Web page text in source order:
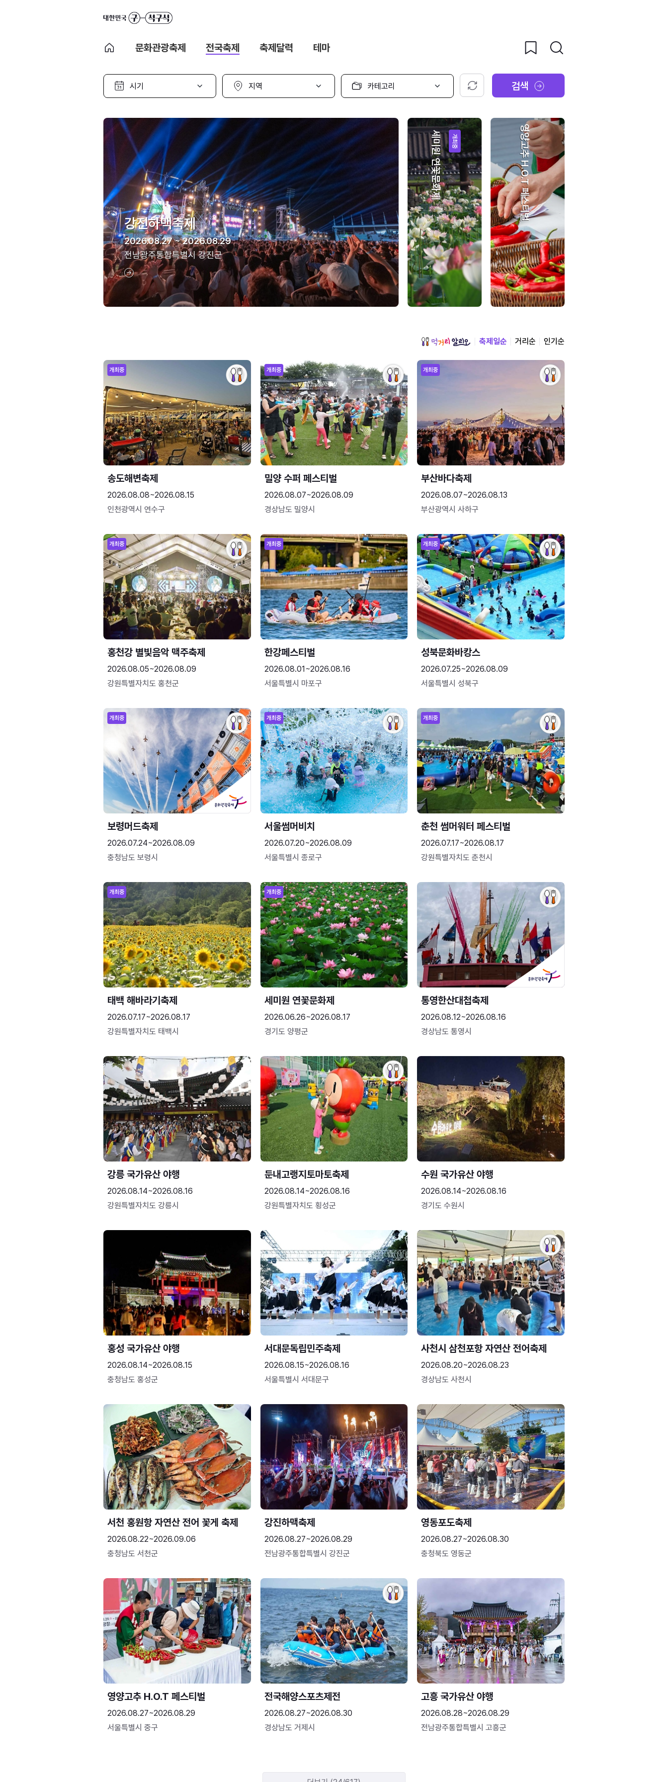
문화관광축제 전국축제 축제달력 테마
시
선
지
선
카
고
선
택
초기화 검색
강진하맥축제
2026.08.27 ~ 2026.08.29
전남광주통합특별시 강진군
개최중
세미원 연꽃문화제 영양고추 H.O.T 페스티벌
축제일순 거리순 인기순
개최중
송도해변축제
2026.08.08~2026.08.15
인천광역시 연수구
개최중
밀양 수퍼 페스티벌
2026.08.07~2026.08.09
경상남도 밀양시
개최중
부산바다축제
2026.08.07~2026.08.13
부산광역시 사하구
개최중
홍천강 별빛음악 맥주축제
2026.08.05~2026.08.09
강원특별자치도 홍천군
개최중
한강페스티벌
2026.08.01~2026.08.16
서울특별시 마포구
개최중
성북문화바캉스
2026.07.25~2026.08.09
서울특별시 성북구
개최중
보령머드축제
2026.07.24~2026.08.09
충청남도 보령시
개최중
서울썸머비치
2026.07.20~2026.08.09
서울특별시 종로구
개최중
춘천 썸머워터 페스티벌
2026.07.17~2026.08.17
강원특별자치도 춘천시
개최중
태백 해바라기축제
2026.07.17~2026.08.17
강원특별자치도 태백시
개최중
세미원 연꽃문화제
2026.06.26~2026.08.17
경기도 양평군
통영한산대첩축제
2026.08.12~2026.08.16
경상남도 통영시
강릉 국가유산 야행
2026.08.14~2026.08.16
강원특별자치도 강릉시
둔내고랭지토마토축제
2026.08.14~2026.08.16
강원특별자치도 횡성군
수원 국가유산 야행
2026.08.14~2026.08.16
경기도 수원시
홍성 국가유산 야행
2026.08.14~2026.08.15
충청남도 홍성군
서대문독립민주축제
2026.08.15~2026.08.16
서울특별시 서대문구
사천시 삼천포항 자연산 전어축제
2026.08.20~2026.08.23
경상남도 사천시
서천 홍원항 자연산 전어 꽃게 축제
2026.08.22~2026.09.06
충청남도 서천군
강진하맥축제
2026.08.27~2026.08.29
전남광주통합특별시 강진군
영동포도축제
2026.08.27~2026.08.30
충청북도 영동군
영양고추 H.O.T 페스티벌
2026.08.27~2026.08.29
서울특별시 중구
전국해양스포츠제전
2026.08.27~2026.08.30
경상남도 거제시
고흥 국가유산 야행
2026.08.28~2026.08.29
전남광주통합특별시 고흥군